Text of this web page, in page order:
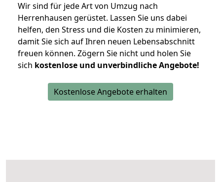
Wir sind für jede Art von Umzug nach
Herrenhausen gerüstet. Lassen Sie uns dabei
helfen, den Stress und die Kosten zu minimieren,
damit Sie sich auf Ihren neuen Lebensabschnitt
freuen können. Zögern Sie nicht und holen Sie
sich kostenlose und unverbindliche Angebote!
Kostenlose Angebote erhalten